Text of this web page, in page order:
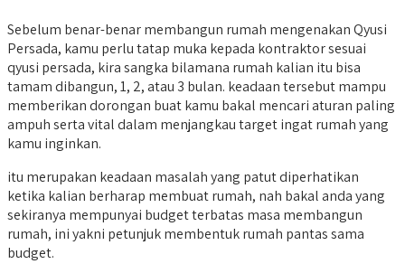
Sebelum benar-benar membangun rumah mengenakan Qyusi
Persada, kamu perlu tatap muka kepada kontraktor sesuai
qyusi persada, kira sangka bilamana rumah kalian itu bisa
tamam dibangun, 1, 2, atau 3 bulan. keadaan tersebut mampu
memberikan dorongan buat kamu bakal mencari aturan paling
ampuh serta vital dalam menjangkau target ingat rumah yang
kamu inginkan.
itu merupakan keadaan masalah yang patut diperhatikan
ketika kalian berharap membuat rumah, nah bakal anda yang
sekiranya mempunyai budget terbatas masa membangun
rumah, ini yakni petunjuk membentuk rumah pantas sama
budget.